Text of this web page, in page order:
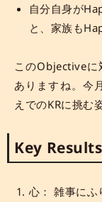
自分自身が
と、家族も
このObjectiveに
ありますね。今
えでのKRに挑む
Key Results
心： 雑事にふ